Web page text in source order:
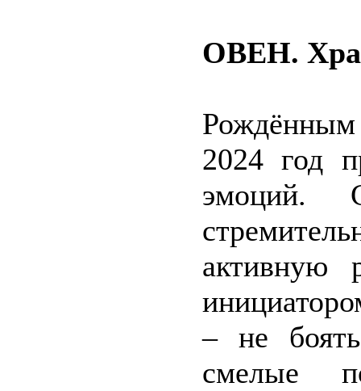
ОВЕН.
2024 год
эмоций.
активную
– не
смелые